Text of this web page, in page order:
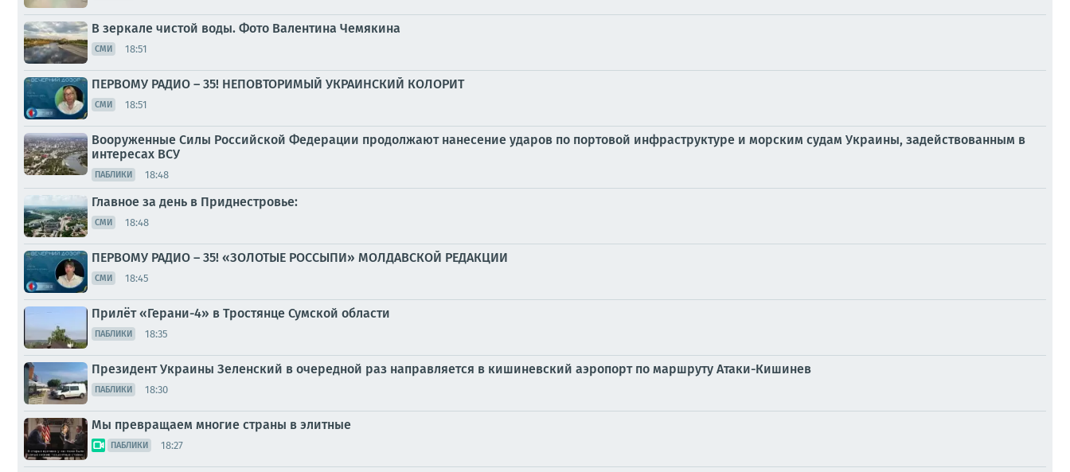
В зеркале чистой воды. Фото Валентина Чемякина
СМИ 18:51
ПЕРВОМУ РАДИО – 35! НЕПОВТОРИМЫЙ УКРАИНСКИЙ КОЛОРИТ
СМИ 18:51
Вооруженные Силы Российской Федерации продолжают нанесение ударов по портовой инфраструктуре и морским судам Украины, задействованным в
интересах ВСУ
ПАБЛИКИ 18:48
Главное за день в Приднестровье:
СМИ 18:48
ПЕРВОМУ РАДИО – 35! «ЗОЛОТЫЕ РОССЫПИ» МОЛДАВСКОЙ РЕДАКЦИИ
СМИ 18:45
Прилёт «Герани-4» в Тростянце Сумской области
ПАБЛИКИ 18:35
Президент Украины Зеленский в очередной раз направляется в кишиневский аэропорт по маршруту Атаки-Кишинев
ПАБЛИКИ 18:30
Мы превращаем многие страны в элитные
ПАБЛИКИ 18:27